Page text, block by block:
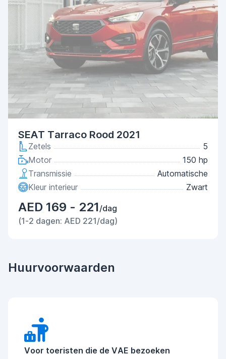
SEAT Tarraco Rood 2021
Zetels
5
Motor
150 hp
Transmissie
Automatische
Kleur interieur
Zwart
AED 169 - 221/dag
(1-2 dagen: AED 221/dag)
Huurvoorwaarden
Voor toeristen die de VAE bezoeken